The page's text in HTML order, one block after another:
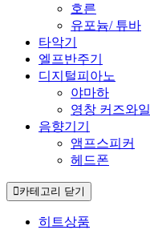
호른
유포늄/ 튜바
타악기
엘프반주기
디지털피아노
야마하
영창 커즈와일
음향기기
앰프스피커
헤드폰
카테고리 닫기
히트상품